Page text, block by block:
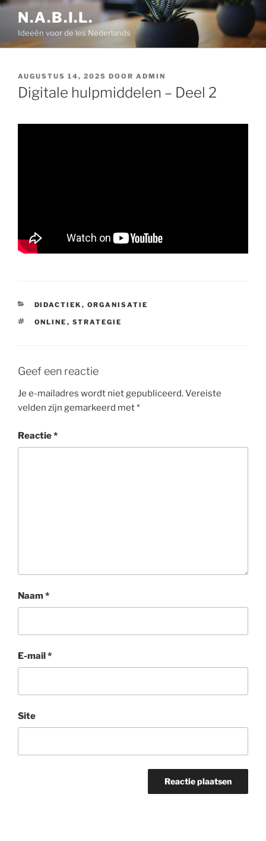
Ga
inhoud
N.A.B.I.L.
Ideeën voor de les Nederlands
GEPLAATST
OP
AUGUSTUS 14, 2025 DOOR ADMIN
Digitale hulpmiddelen – Deel 2
CATEGORIEËN
DIDACTIEK , ORGANISATIE
TAGS
ONLINE , STRATEGIE
Geef een reactie
Je e-mailadres wordt niet gepubliceerd.Vereiste
velden zijn gemarkeerd met*
Reactie*
Naam*
E-mail*
Site